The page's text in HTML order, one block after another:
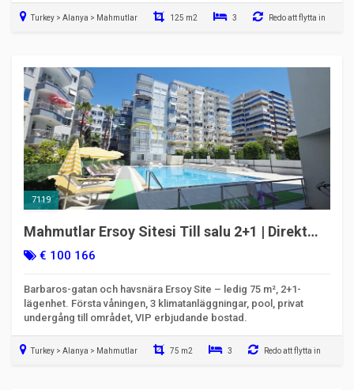
Turkey > Alanya > Mahmutlar 125 m2 3 Redo att flytta in
7119
Mahmutlar Ersoy Sitesi Till salu 2+1 | Direkt
mot havet med undergång
€ 100 166
Barbaros-gatan och havsnära Ersoy Site – ledig 75 m², 2+1-
lägenhet. Första våningen, 3 klimatanläggningar, pool, privat
undergång till området, VIP erbjudande bostad.
Turkey > Alanya > Mahmutlar 75 m2 3 Redo att flytta in